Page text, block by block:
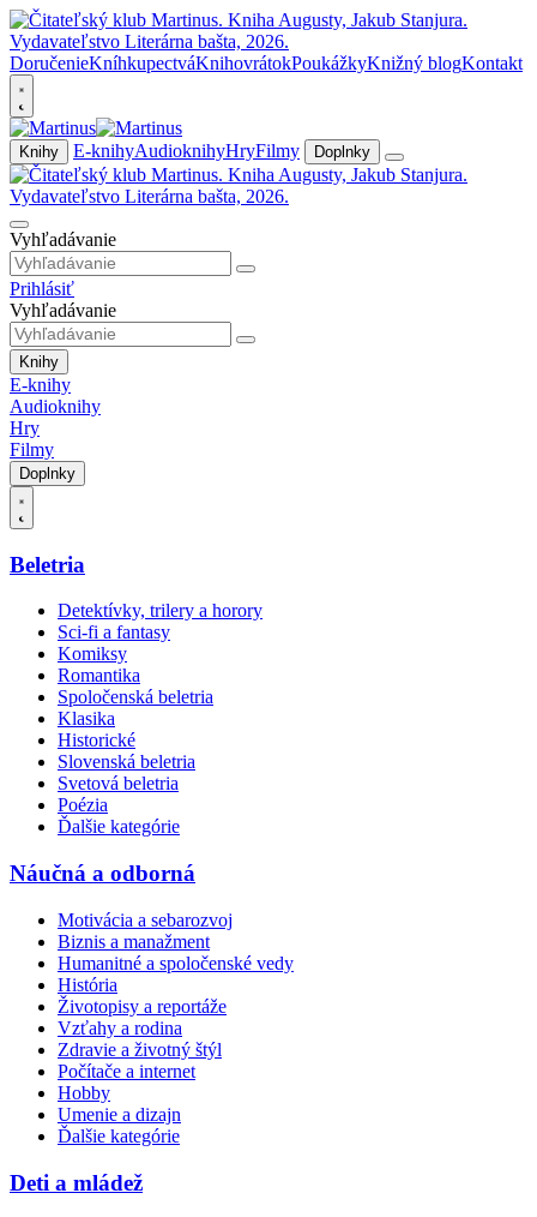
DoručenieKníhkupectváKnihovrátokPoukážkyKnižný blogKontakt
Knihy E-knihyAudioknihyHryFilmy Doplnky
Vyhľadávanie
Prihlásiť
Vyhľadávanie
Knihy
E-knihy
Audioknihy
Hry
Filmy
Doplnky
Beletria
Detektívky, trilery a horory
Sci-fi a fantasy
Komiksy
Romantika
Spoločenská beletria
Klasika
Historické
Slovenská beletria
Svetová beletria
Poézia
Ďalšie kategórie
Náučná a odborná
Motivácia a sebarozvoj
Biznis a manažment
Humanitné a spoločenské vedy
História
Životopisy a reportáže
Vzťahy a rodina
Zdravie a životný štýl
Počítače a internet
Hobby
Umenie a dizajn
Ďalšie kategórie
Deti a mládež